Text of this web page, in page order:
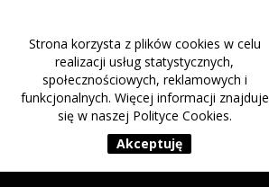
Strona korzysta z plików cookies w celu
realizacji usług statystycznych,
społecznościowych, reklamowych i
funkcjonalnych. Więcej informacji znajduje
się w naszej Polityce Cookies.
Akceptuję